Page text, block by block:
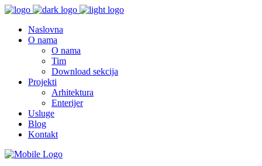
Naslovna
O nama
O nama
Tim
Download sekcija
Projekti
Arhitektura
Enterijer
Usluge
Blog
Kontakt